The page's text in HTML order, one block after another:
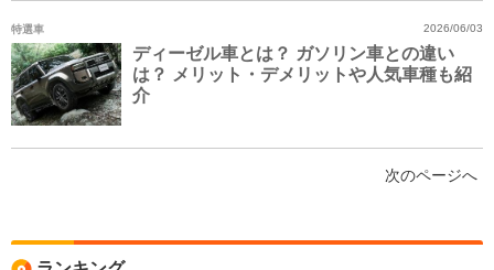
特選車 2026/06/03
ディーゼル車とは？ ガソリン車との違い
は？ メリット・デメリットや人気車種も紹
介
次のページへ